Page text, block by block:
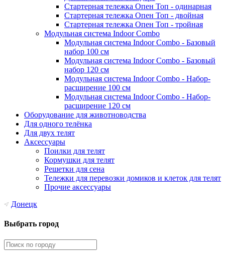
Стартерная тележка Опен Топ - одинарная
Стартерная тележка Опен Топ - двойная
Стартерная тележка Опен Топ - тройная
Модульная система Indoor Combo
Модульная система Indoor Combo - Базовый
набор 100 см
Модульная система Indoor Combo - Базовый
набор 120 см
Модульная система Indoor Combo - Набор-
расширение 100 см
Модульная система Indoor Combo - Набор-
расширение 120 см
Оборудование для животноводства
Для одного телёнка
Для двух телят
Аксессуары
Поилки для телят
Кормушки для телят
Решетки для сена
Тележки для перевозки домиков и клеток для телят
Прочие аксессуары
Донецк
Выбрать город